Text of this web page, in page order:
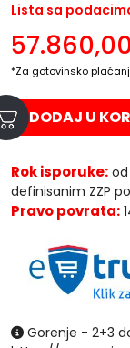
Lista sa
*Za gotovinsko
DODAJ U
Rok isporuke:
definisanim ZZP
Pravo povrata:
Gorenje - 2+3